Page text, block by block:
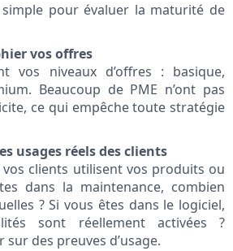
pour évaluer la maturité de
vos offres
vos niveaux d’offres : basique,
Beaucoup de PME n’ont pas
ce qui empêche toute stratégie
usages réels des clients
clients utilisent vos produits ou
dans la maintenance, combien
? Si vous êtes dans le logiciel,
sont réellement activées ?
sur des preuves d’usage.